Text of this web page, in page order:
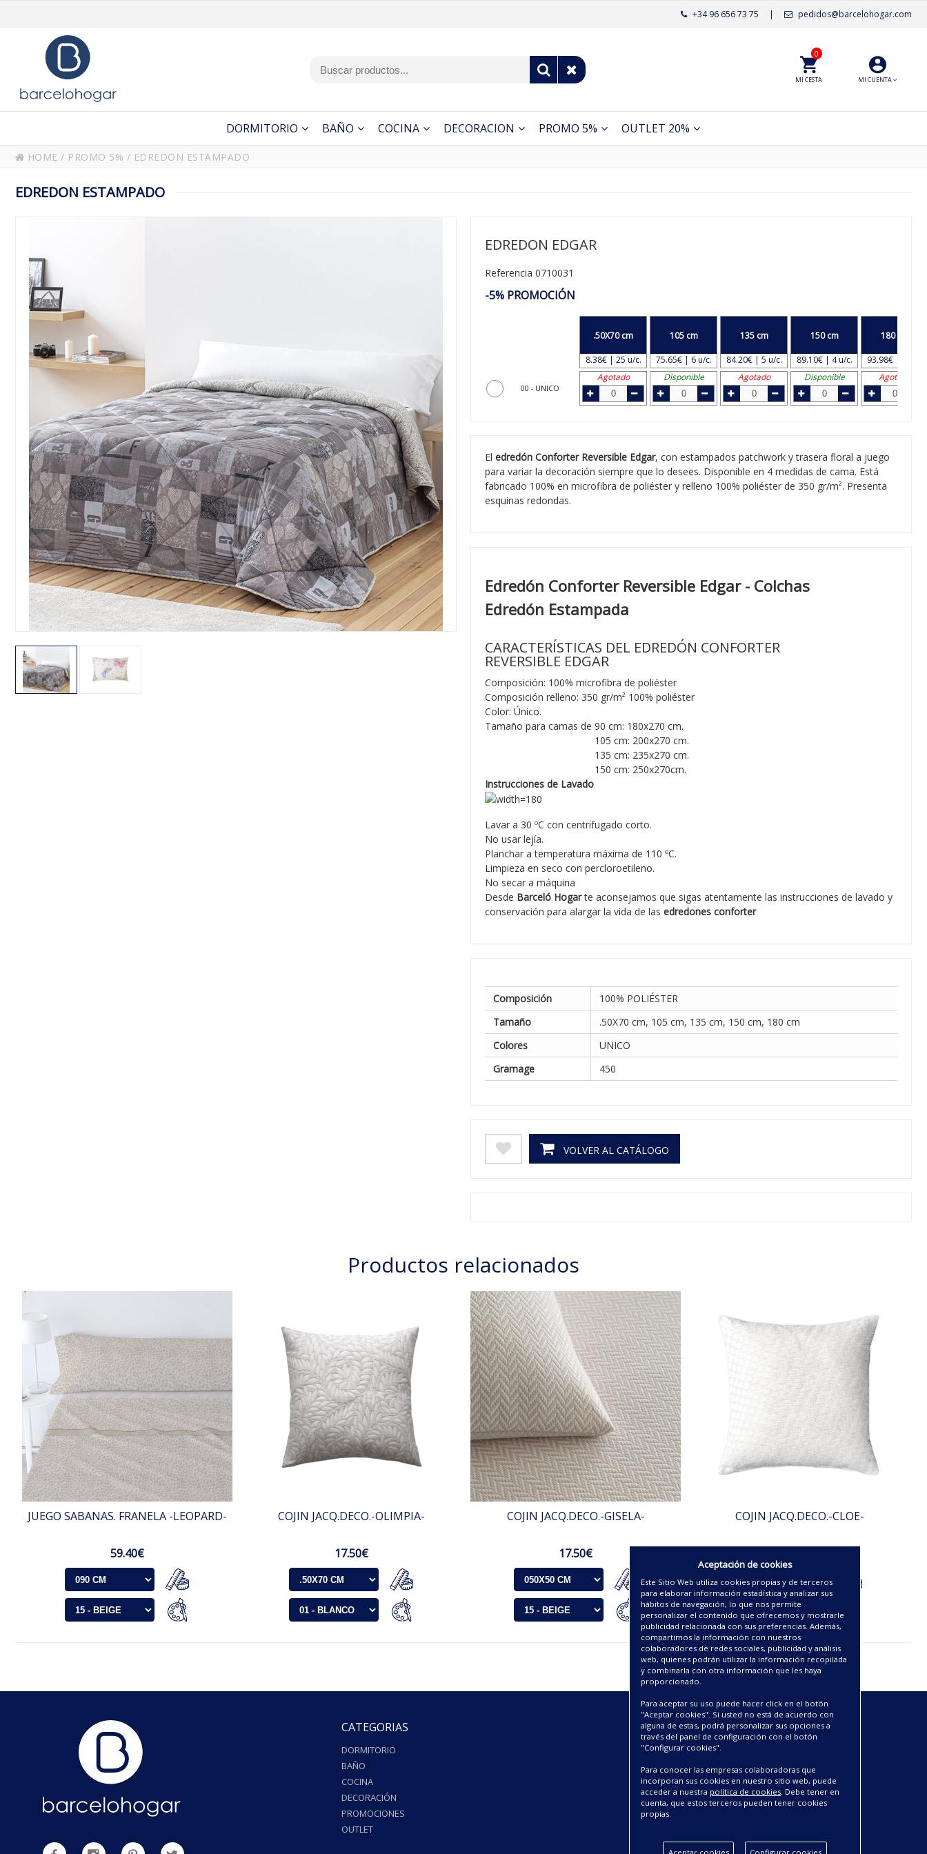
pedidos@barcelohogar.com
|
+34 96 656 73 75
MI CUENTA
MI CESTA
0
DORMITORIO BAÑO COCINA DECORACION PROMO 5% OUTLET 20%
HOME / PROMO 5% / EDREDON ESTAMPADO
EDREDON ESTAMPADO
EDREDON EDGAR
Referencia 0710031
-5% PROMOCIÓN
00 - UNICO
.50X70 cm
8.38€ | 25 u/c.
105 cm
75.65€ | 6 u/c.
135 cm
84.20€ | 5 u/c.
150 cm
89.10€ | 4 u/c.
180 cm
93.98€ | 3 u/c.
Agotado
Disponible Agotado Disponible Agotado
El edredón Conforter Reversible Edgar, con estampados patchwork y trasera floral a juego
para variar la decoración siempre que lo desees. Disponible en 4 medidas de cama. Está
fabricado 100% en microfibra de poliéster y relleno 100% poliéster de 350 gr/m². Presenta
esquinas redondas.
Edredón Conforter Reversible Edgar - Colchas
Edredón Estampada
CARACTERÍSTICAS DEL EDREDÓN CONFORTER
REVERSIBLE EDGAR
Composición: 100% microfibra de poliéster
Composición relleno: 350 gr/m² 100% poliéster
Color: Único.
Tamaño para camas de 90 cm: 180x270 cm.
105 cm: 200x270 cm.
135 cm: 235x270 cm.
150 cm: 250x270cm.
Instrucciones de Lavado
Lavar a 30 ºC con centrifugado corto.
No usar lejía.
Planchar a temperatura máxima de 110 ºC.
Limpieza en seco con percloroetileno.
No secar a máquina
Desde Barceló Hogarte aconsejamos que sigas atentamente las instrucciones de lavado y
conservación para alargar la vida de las edredones conforter
Composición
100% POLIÉSTER
Tamaño
.50X70 cm, 105 cm, 135 cm, 150 cm, 180 cm
Colores
UNICO
Gramage
450
VOLVER AL CATÁLOGO
Productos relacionados
JUEGO SABANAS. FRANELA -LEOPARD-
59.40€
COJIN JACQ.DECO.-OLIMPIA-
17.50€
COJIN JACQ.DECO.-GISELA-
17.50€
COJIN JACQ.DECO.-CLOE-
CATEGORIAS
DORMITORIO
BAÑO
COCINA
DECORACIÓN
PROMOCIONES
OUTLET
ENLACES
CATÁLOGOS PDF
SOBRE NOSOTROS
CONDICIONES DE ENVÍO Y ENTREGA
POLÍTICA DE DEVOLUCIONES
AVISO LEGAL
POLÍTICA DE PRIVACIDAD
Aceptación de cookies
Este Sitio Web utiliza cookies propias y de terceros
para elaborar información estadística y analizar sus
hábitos de navegación, lo que nos permite
personalizar el contenido que ofrecemos y mostrarle
publicidad relacionada con sus preferencias. Además,
compartimos la información con nuestros
colaboradores de redes sociales, publicidad y análisis
web, quienes podrán utilizar la información recopilada
y combinarla con otra información que les haya
proporcionado.
Para aceptar su uso puede hacer click en el botón
"Aceptar cookies". Si usted no está de acuerdo con
alguna de estas, podrá personalizar sus opciones a
través del panel de configuración con el botón
"Configurar cookies".
Para conocer las empresas colaboradoras que
incorporan sus cookies en nuestro sitio web, puede
acceder a nuestra política de cookies. Debe tener en
cuenta, que estos terceros pueden tener cookies
propias.